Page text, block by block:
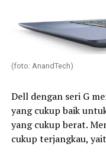
(foto: AnandTech)
Dell dengan seri G
yang cukup baik
yang cukup berat.
cukup terjangkau,